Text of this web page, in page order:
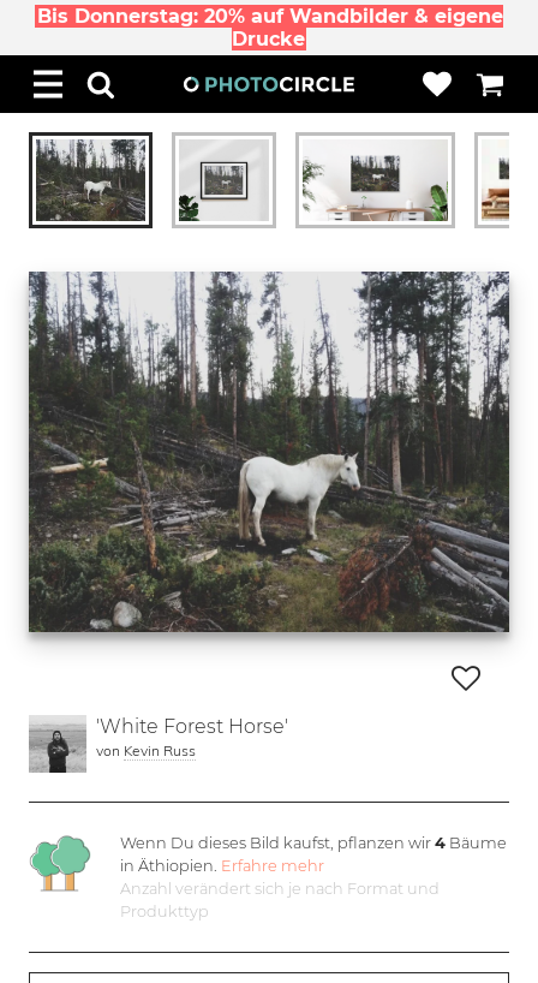
Bis Donnerstag: 20% auf Wandbilder & eigene
Drucke
'White Forest Horse'
von Kevin Russ
Wenn Du dieses Bild kaufst, pflanzen wir4 Bäume
in Äthiopien. Erfahre mehr
Anzahl verändert sich je nach Format und
Produkttyp